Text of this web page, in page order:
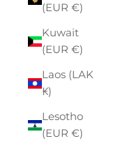
(EUR €)
Kuwait
(EUR €)
Laos (LAK
₭)
Lesotho
(EUR €)